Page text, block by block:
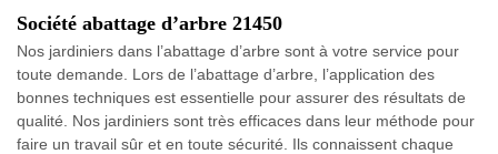
Société abattage d’arbre 21450
Nos jardiniers dans l’abattage d’arbre sont à votre service pour
toute demande. Lors de l’abattage d’arbre, l’application des
bonnes techniques est essentielle pour assurer des résultats de
qualité. Nos jardiniers sont très efficaces dans leur méthode pour
faire un travail sûr et en toute sécurité. Ils connaissent chaque